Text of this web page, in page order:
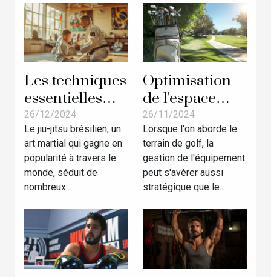
Les techniques
essentielles
pour
débutants en
jiu-jitsu
brésilien
26/12/2024
Le jiu-jitsu brésilien, un
art martial qui gagne en
popularité à travers le
monde, séduit de
nombreux...
Optimisation
de l'espace
dans votre sac
de golf :
conseils et
astuces
26/11/2024
Lorsque l'on aborde le
terrain de golf, la
gestion de l'équipement
peut s'avérer aussi
stratégique que le...